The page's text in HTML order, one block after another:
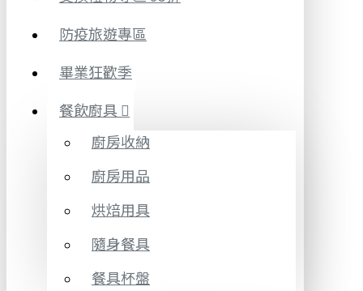
防疫旅遊專區
畢業狂歡季
餐飲廚具
廚房收納
廚房用品
烘焙用具
隨身餐具
餐具杯盤